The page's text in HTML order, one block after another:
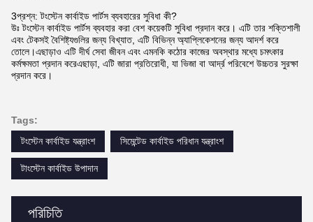
পরিচিতি
3প্রশ্ন: টংস্টেন কার্বাইড পার্টস ব্যবহারের সুবিধা কী?
উঃ টংস্টেন কার্বাইড পার্টস ব্যবহার করা বেশ কয়েকটি সুবিধা প্রদান করে। এটি তার শক্তিশালী
এবং টেকসই বৈশিষ্ট্যগুলির জন্য বিখ্যাত, এটি বিভিন্ন অ্যাপ্লিকেশনের জন্য আদর্শ করে
তোলে।এছাড়াও এটি দীর্ঘ সেবা জীবন এবং এমনকি কঠোর কাজের অবস্থার মধ্যে চমৎকার
কর্মক্ষমতা প্রদান করেএছাড়া, এটি জারা প্রতিরোধী, যা ভিজা বা আর্দ্র পরিবেশে উচ্চতর সুরক্ষা
প্রদান করে।
Tags:
টংস্টেন কার্বাইড যন্ত্রাংশ
সিমেন্টেড কার্বাইড পরিধান যন্ত্রাংশ
টাংস্টেন কার্বাইড উপাদান